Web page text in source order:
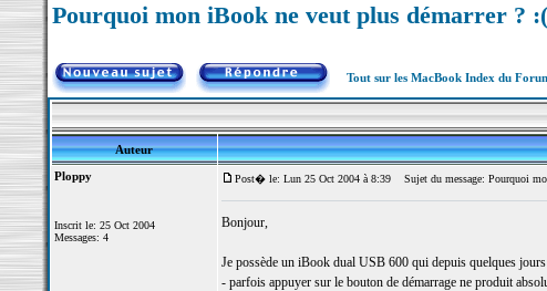
Pourquoi mon iBook ne veut plus démarrer ? :(
Tout sur les MacBook Index du
Auteur
Ploppy
Inscrit le: 25 Oct 2004
Messages: 4
Post� le: Lun 25 Oct 2004 à 8:39 Sujet du message: Pourquoi
Bonjour,
Je possède un iBook dual USB 600 qui depuis quelques
- parfois appuyer sur le bouton de démarrage ne produit